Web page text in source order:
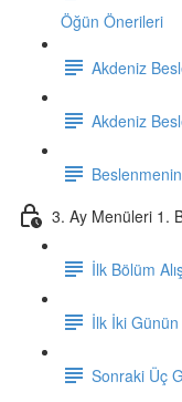
Öğün Önerileri
Akdeniz
Akdeniz
3. Ay Menüleri 1.
İlk Bölüm
İlk İki
Sonraki Üç